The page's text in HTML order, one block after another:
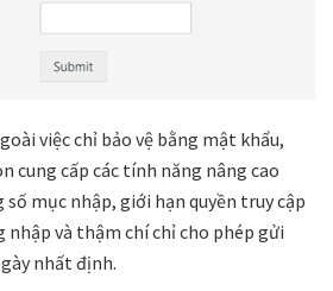
việc chỉ bảo vệ bằng mật khẩu,
cung cấp các tính năng nâng cao
mục nhập, giới hạn quyền truy cập
nhập và thậm chí chỉ cho phép gửi
nhất định.